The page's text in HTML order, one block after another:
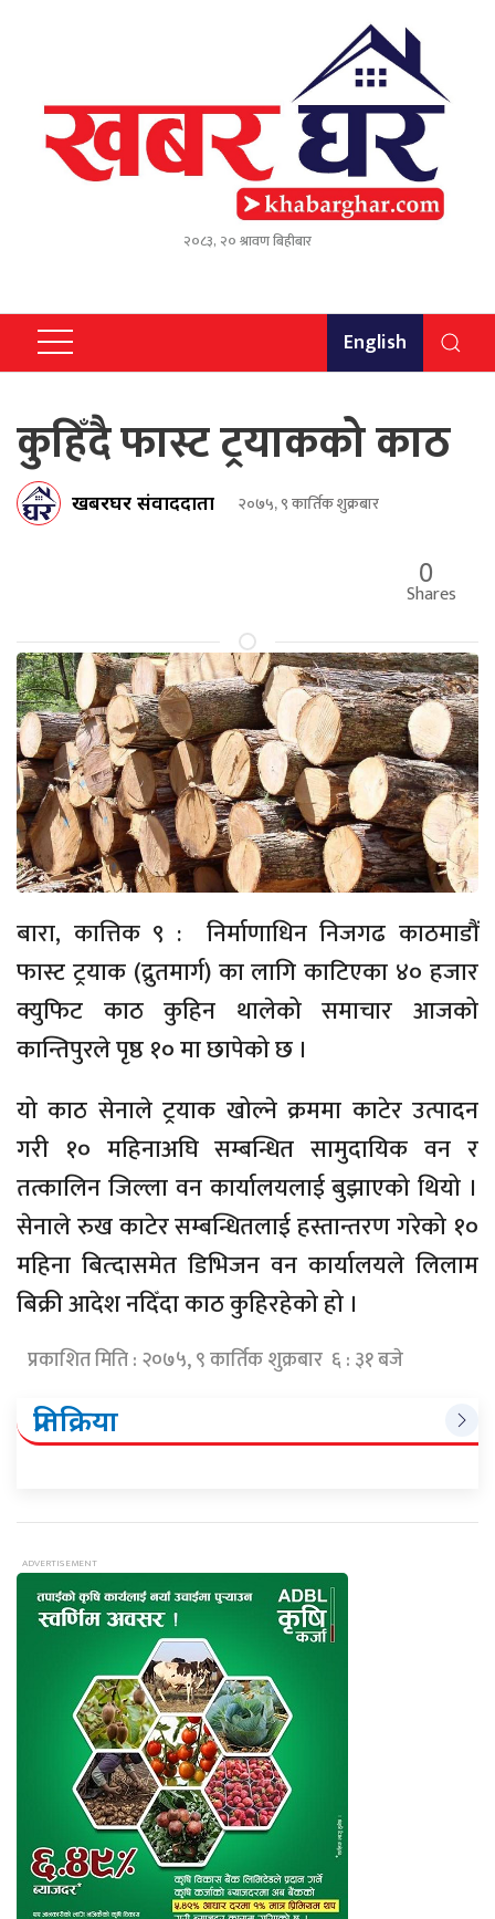
२०८३, २० श्रावण बिहीबार
English
कुहिँदै फास्ट ट्रयाकको काठ
खबरघर संवाददाता २०७५, ९ कार्तिक शुक्रबार
0
Shares
बारा, कात्तिक ९ : निर्माणाधिन निजगढ काठमाडौं
फास्ट ट्रयाक (द्रुतमार्ग) का लागि काटिएका ४० हजार
क्युफिट काठ कुहिन थालेको समाचार आजको
कान्तिपुरले पृष्ठ १० मा छापेको छ ।
यो काठ सेनाले ट्रयाक खोल्ने क्रममा काटेर उत्पादन
गरी १० महिनाअघि सम्बन्धित सामुदायिक वन र
तत्कालिन जिल्ला वन कार्यालयलाई बुझाएको थियो ।
सेनाले रुख काटेर सम्बन्धितलाई हस्तान्तरण गरेको १०
महिना बित्दासमेत डिभिजन वन कार्यालयले लिलाम
बिक्री आदेश नदिँदा काठ कुहिरहेको हो ।
प्रकाशित मिति : २०७५, ९ कार्तिक शुक्रबार ६ : ३१ बजे
प्रतिक्रिया